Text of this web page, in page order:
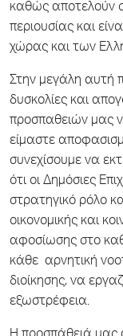
καθώς αποτελούν
περιουσίας και
χώρας και των
Στην μεγάλη αυτή
δυσκολίες και
προσπαθειών μας
είμαστε
συνεχίσουμε να
ότι οι Δημόσιες
στρατηγικό ρόλο
οικονομικής και
αφοσίωσης στο
κάθε αρνητική
διοίκησης, να
εξωστρέφεια.